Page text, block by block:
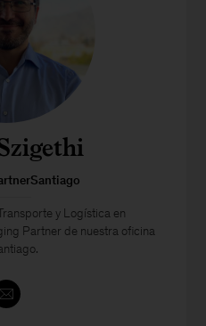
y Logística en
Partner de nuestra oficina